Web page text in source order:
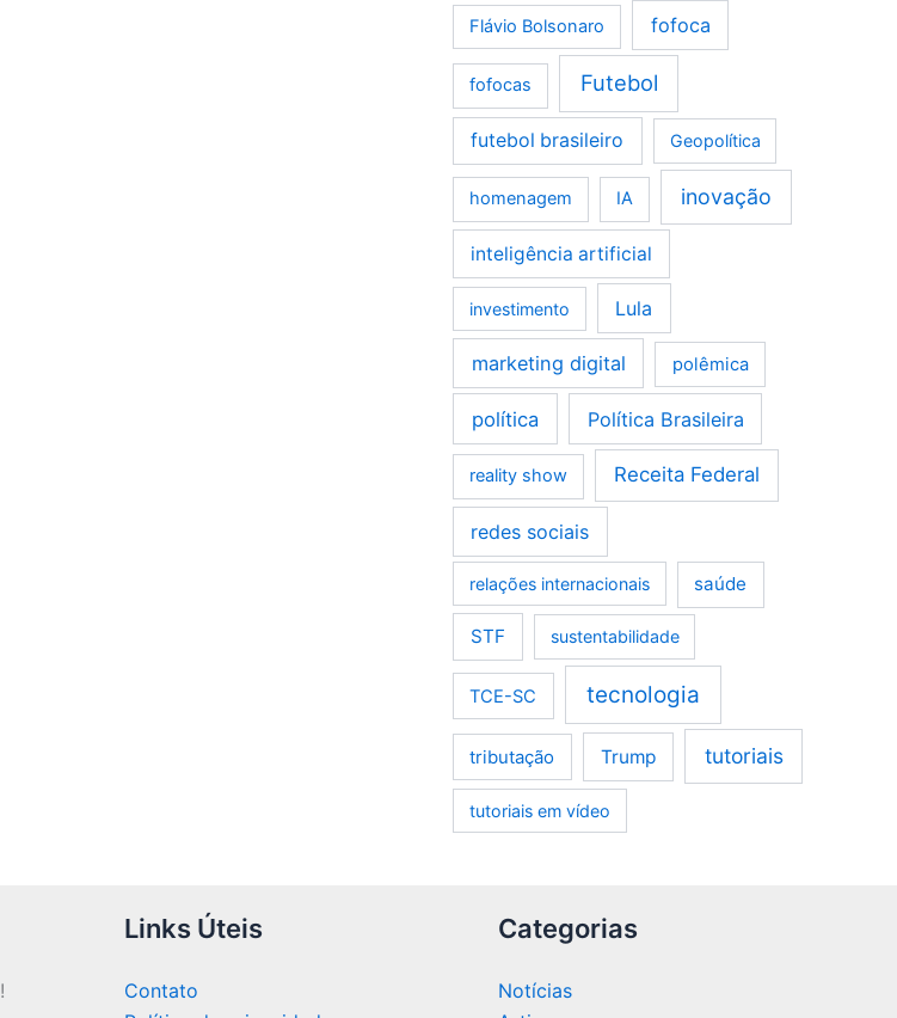
Flávio Bolsonaro fofoca
fofocas Futebol
futebol brasileiro Geopolítica
homenagem IA inovação
inteligência artificial
investimento Lula
marketing digital polêmica
política Política Brasileira
reality show Receita Federal
redes sociais
relações internacionais saúde
STF sustentabilidade
TCE-SC tecnologia
tributação Trump tutoriais
tutoriais em vídeo
!
Links Úteis
Contato
Categorias
Notícias